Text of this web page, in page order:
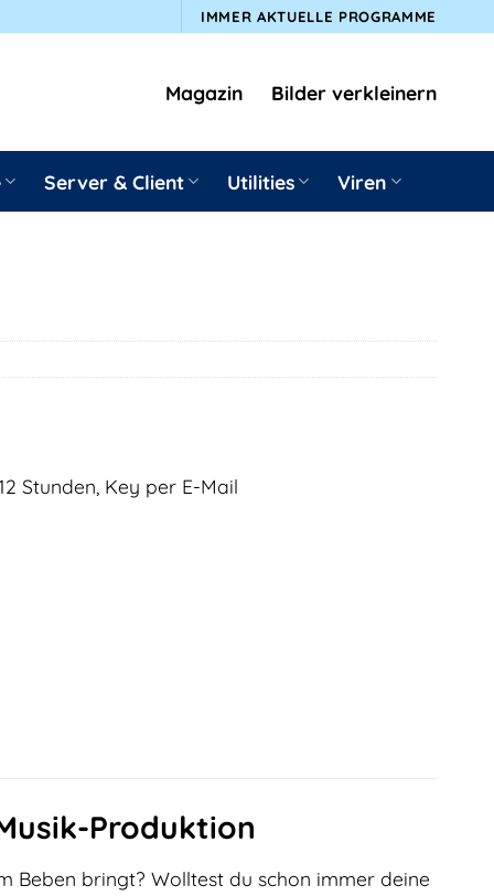
IMMER AKTUELLE PROGRAMME
Magazin Bilder verkleinern
Server & Client Utilities Viren
Stunden, Key per E-Mail
Produktion
Beben bringt? Wolltest du schon immer deine